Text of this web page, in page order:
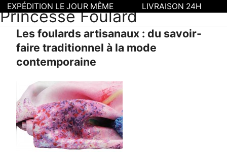
Princesse Foulard
Les foulards artisanaux : du savoir-
faire traditionnel à la mode
contemporaine
EXPÉDITION LE JOUR MÊME LIVRAISON 24H